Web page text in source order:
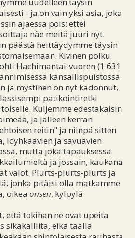
- ja on vain yksi asia, joka
ajaessa pois: ettei
näe meitä juuri nyt.
päästä heittäydymme täysin
Kivinen polku
Hachimantai-vuoren (1 631
kansallispuistossa.
ja mystinen on nyt kadonnut,
patikointiretki
Kuljemme edestakaisin
ja jälleen kerran
reitin" ja niinpä sitten
löyhkäävien ja savuavien
mutta joka tapauksessa
ja jossain, kaukana
valot. Plurts-plurts-plurts ja
jonka pitäisi olla matkamme
oikea onsen, kylpylä
että tokihan ne ovat upeita
sikakalliita, eikä täällä